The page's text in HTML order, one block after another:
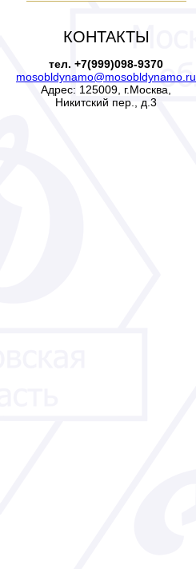
КОНТАКТЫ
тел. +7(999)098-9370
mosobldynamo@mosobldynamo.ru
Адрес: 125009, г.Москва,
Никитский пер., д.3